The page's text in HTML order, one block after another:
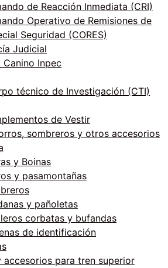
de Reacción Inmediata (CRI)
Operativo de Remisiones de
Seguridad (CORES)
Judicial
Canino Inpec
técnico de Investigación (CTI)
de Vestir
sombreros y otros accesorios
y Boinas
y pasamontañas
y pañoletas
corbatas y bufandas
de identificación
accesorios para tren superior